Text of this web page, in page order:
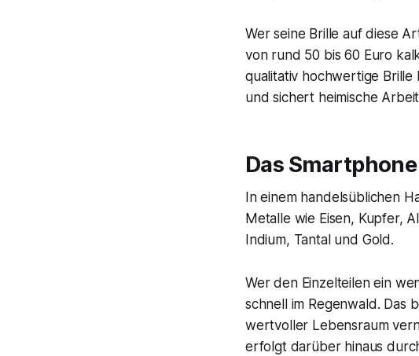
Wer seine Brille auf diese
von rund 50 bis 60 Euro
qualitativ hochwertige
und sichert heimische
Das
In einem handelsüblichen
Metalle wie Eisen, Kupfer,
Indium, Tantal und Gold.
Wer den Einzelteilen ein
schnell im Regenwald. Das
wertvoller Lebensraum
erfolgt darüber hinaus